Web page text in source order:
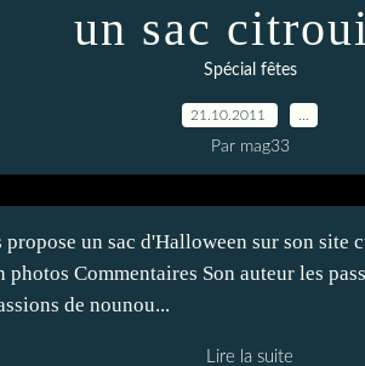
un sac
Spécial fêtes
21.10.2011
Par mag33
propose un sac d'Halloween sur son
Commentaires Son auteur les
de nounou...
Lire la suite